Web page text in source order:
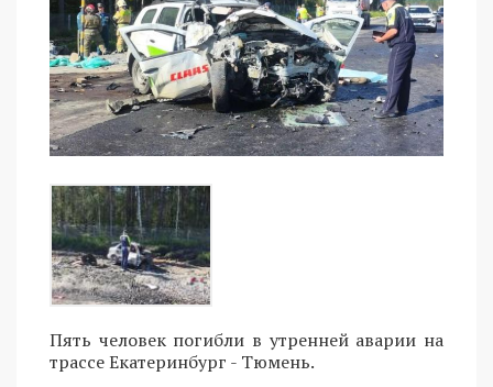
Пять человек погибли в утренней аварии на
трассе Екатеринбург - Тюмень.